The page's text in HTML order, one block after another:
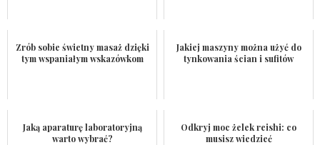
Zrób sobie świetny masaż dzięki
tym wspaniałym wskazówkom
Jakiej maszyny można użyć do
tynkowania ścian i sufitów
Jaką aparaturę laboratoryjną
warto wybrać?
Odkryj moc żelek reishi: co
musisz wiedzieć